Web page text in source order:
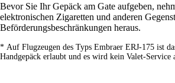
Bevor Sie Ihr Gepäck am Gate aufgeben,
elektronischen Zigaretten und anderen
Beförderungsbeschränkungen heraus.
* Auf Flugzeugen des Typs Embraer ERJ-175 ist
Handgepäck erlaubt und es wird kein Valet-Service